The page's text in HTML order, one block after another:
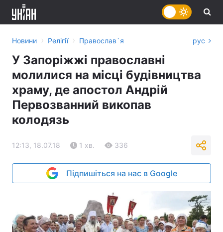
Новини › Релігії › Православ`я рус
У Запоріжжі православні
молилися на місці будівництва
храму, де апостол Андрій
Первозванний викопав
колодязь
12:13, 18.07.18 1 хв. 336
Підпишіться на нас в Google